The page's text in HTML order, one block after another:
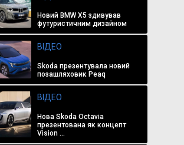
Новий BMW X5 здивував
футуристичним дизайном
ВІДЕО
Skoda презентувала новий
позашляховик Peaq
ВІДЕО
Нова Skoda Octavia
презентована як концепт
Vision ...